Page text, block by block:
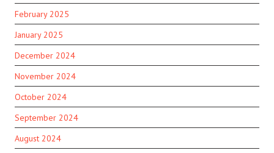
February 2025
January 2025
December 2024
November 2024
October 2024
September 2024
August 2024